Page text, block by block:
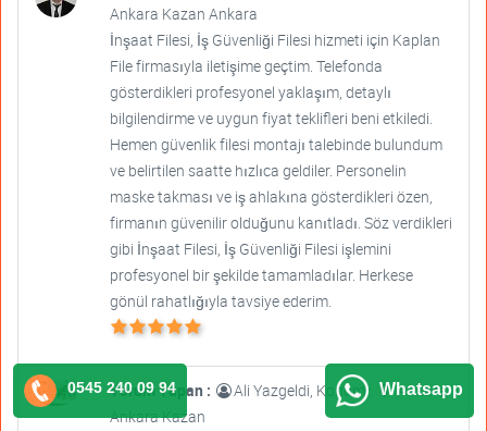
Ankara Kazan Ankara
İnşaat Filesi, İş Güvenliği Filesi hizmeti için Kaplan
File firmasıyla iletişime geçtim. Telefonda
gösterdikleri profesyonel yaklaşım, detaylı
bilgilendirme ve uygun fiyat teklifleri beni etkiledi.
Hemen güvenlik filesi montajı talebinde bulundum
ve belirtilen saatte hızlıca geldiler. Personelin
maske takması ve iş ahlakına gösterdikleri özen,
firmanın güvenilir olduğunu kanıtladı. Söz verdikleri
gibi İnşaat Filesi, İş Güvenliği Filesi işlemini
profesyonel bir şekilde tamamladılar. Herkese
gönül rahatlığıyla tavsiye ederim.
Yorum Yapan : Ali Yazgeldi, Konum :
Ankara
Ankara Kazan
0545 240 09 94 Whatsapp